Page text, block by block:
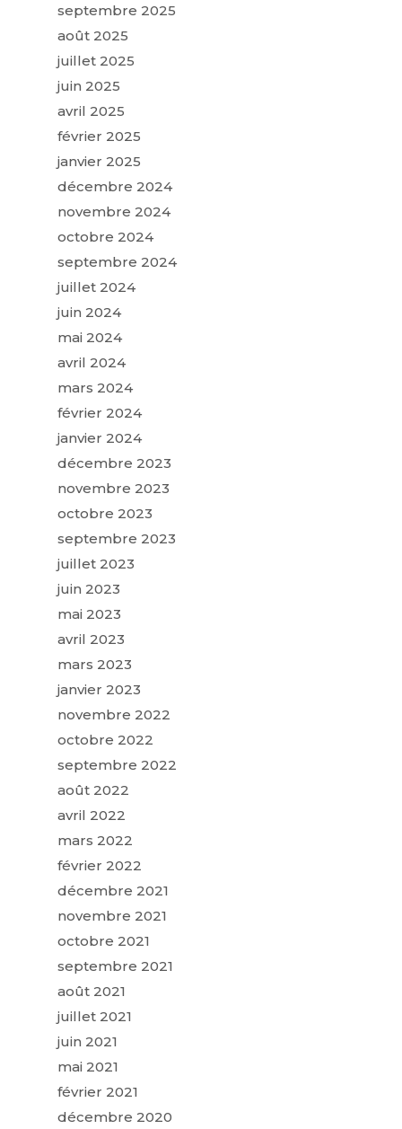
septembre 2025
août 2025
juillet 2025
juin 2025
avril 2025
février 2025
janvier 2025
décembre 2024
novembre 2024
octobre 2024
septembre 2024
juillet 2024
juin 2024
mai 2024
avril 2024
mars 2024
février 2024
janvier 2024
décembre 2023
novembre 2023
octobre 2023
septembre 2023
juillet 2023
juin 2023
mai 2023
avril 2023
mars 2023
janvier 2023
novembre 2022
octobre 2022
septembre 2022
août 2022
avril 2022
mars 2022
février 2022
décembre 2021
novembre 2021
octobre 2021
septembre 2021
août 2021
juillet 2021
juin 2021
mai 2021
février 2021
décembre 2020